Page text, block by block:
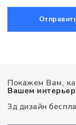
Покажем Вам,
Вашем
3д дизайн